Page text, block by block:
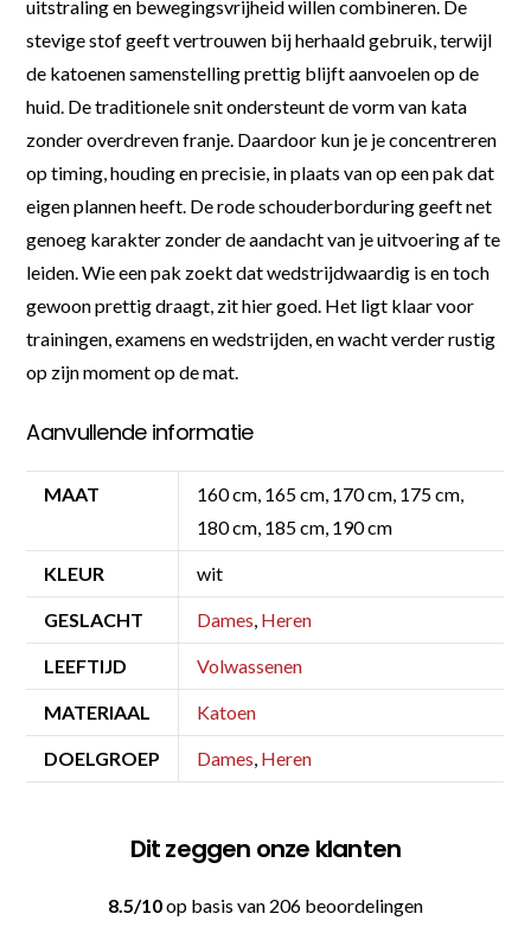
uitstraling en bewegingsvrijheid willen combineren. De
stevige stof geeft vertrouwen bij herhaald gebruik, terwijl
de katoenen samenstelling prettig blijft aanvoelen op de
huid. De traditionele snit ondersteunt de vorm van kata
zonder overdreven franje. Daardoor kun je je concentreren
op timing, houding en precisie, in plaats van op een pak dat
eigen plannen heeft. De rode schouderborduring geeft net
genoeg karakter zonder de aandacht van je uitvoering af te
leiden. Wie een pak zoekt dat wedstrijdwaardig is en toch
gewoon prettig draagt, zit hier goed. Het ligt klaar voor
trainingen, examens en wedstrijden, en wacht verder rustig
op zijn moment op de mat.
Aanvullende informatie
MAAT
160 cm, 165 cm, 170 cm, 175 cm,
180 cm, 185 cm, 190 cm
KLEUR wit
GESLACHT Dames, Heren
LEEFTIJD Volwassenen
MATERIAAL Katoen
DOELGROEP Dames, Heren
Dit zeggen onze klanten
8.5/10op basis van 206 beoordelingen